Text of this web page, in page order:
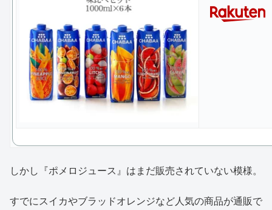
しかし『ポメロジュース』はまだ販売されていない模様。
すでにスイカやブラッドオレンジなど人気の商品が通販で